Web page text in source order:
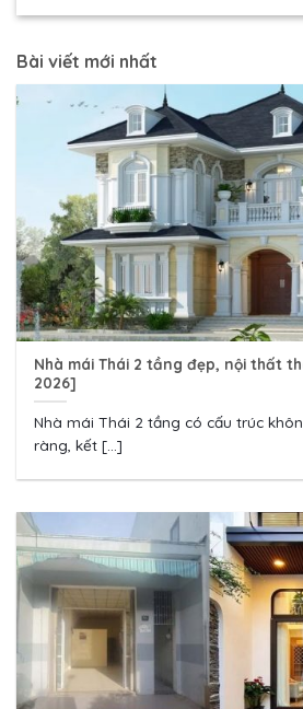
Bài viết mới nhất
Nhà mái Thái 2 tầng đẹp, nội thất
2026]
Nhà mái Thái 2 tầng có cấu trúc
ràng, kết [...]